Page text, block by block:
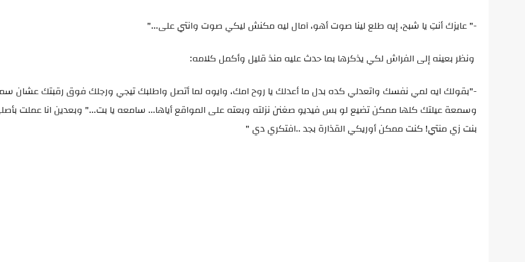
-" عايزك أنتِ يا شبح، إيه طلع لينا صوت أهو، آمال ليه مكنش ليكي صوت وانتي على..."
ونظر بعينه إلى الفراش لكي يذكرها بما حدث عليه منذ قليل وأكمل كلامه:
-"بقولك ايه لمي نفسك واتعدلي كده بدل ما أعدلك يا روح امك، وايوه لما أتصل واطلبك تيجي ورجلك فوق رقبتك عشان
وسمعة عيلتك كلها ممكن تضيع لو بس فيديو صغنن نزلته وبعته على المواقع أياها... سامعه يا بت..." وبعدين انا عملت
بنت زي منتي! كنت ممكن أوريكي القذارة بجد ..افتكري دي "